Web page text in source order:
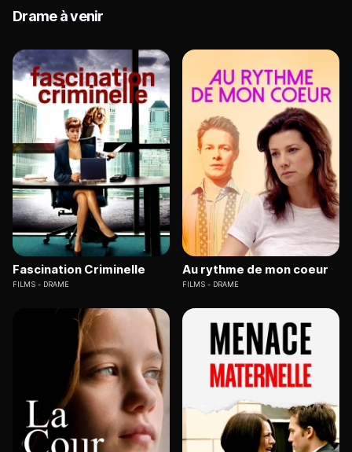
Drame à venir
Fascination Criminelle
FILMS DRAME
Au rythme de mon coeur
FILMS DRAME